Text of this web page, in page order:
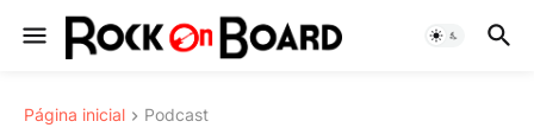
Página inicial Podcast